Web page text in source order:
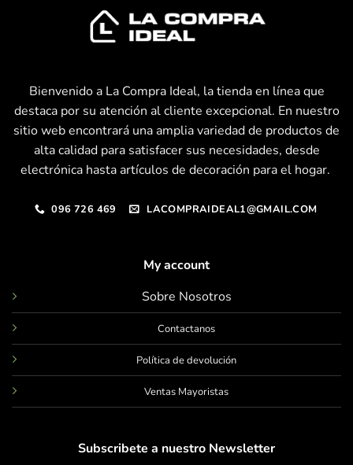
Bienvenido a La Compra Ideal, la tienda en línea que
destaca por su atención al cliente excepcional. En nuestro
sitio web encontrará una amplia variedad de productos de
alta calidad para satisfacer sus necesidades, desde
electrónica hasta artículos de decoración para el hogar.
096 726 469 LACOMPRAIDEAL1@GMAIL.COM
My account
Sobre Nosotros
Contactanos
Política de devolución
Ventas Mayoristas
Subscribete a nuestro Newsletter